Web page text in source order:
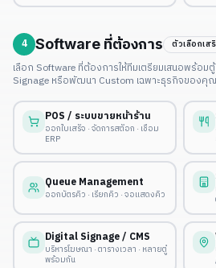
4 Software ที่ต้องการ ตัวเลือกเส
เลือก Software ที่ต้องการให้ทีมเตรียมเสนอพร้อม
Signage หรือพัฒนา Custom เฉพาะธุรกิจของคุณ
POS / ระบบขายหน้าร้าน
ออกใบเสร็จ · จัดการสต็อก · เชื่อม
ERP
Queue Management
ออกบัตรคิว · เรียกคิว · จอแสดงคิว
Digital Signage / CMS
บริหารโฆษณา · ตารางเวลา · หลายตู้
พร้อมกัน